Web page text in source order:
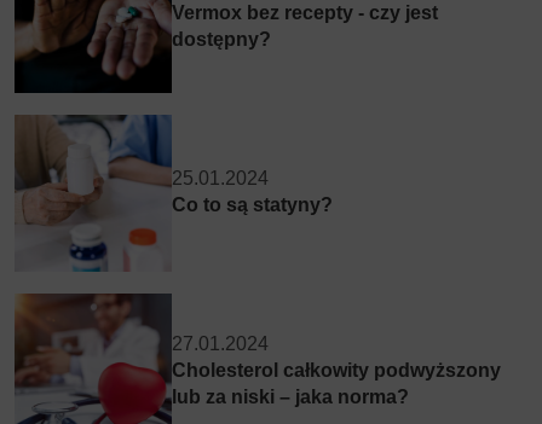
Vermox bez recepty - czy jest
dostępny?
25.01.2024
Co to są statyny?
27.01.2024
Cholesterol całkowity podwyższony
lub za niski – jaka norma?